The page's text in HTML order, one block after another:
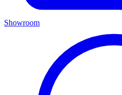
Showroom